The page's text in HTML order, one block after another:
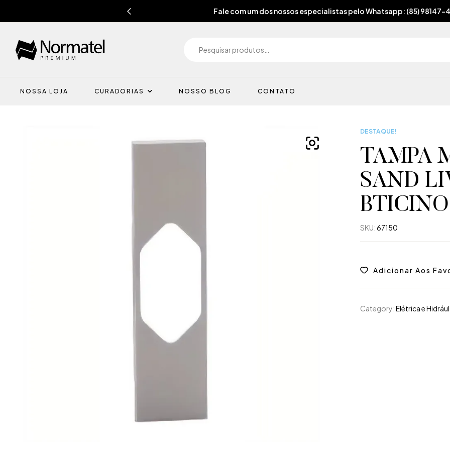
Fale com um dos nossos especialistas pelo Whatsapp: (85) 98147-
NOSSA LOJA CURADORIAS NOSSO BLOG CONTATO
DESTAQUE!
TAMPA
SAND
BTICINO
SKU:67150
Adicionar Aos
Category:Elétrica e